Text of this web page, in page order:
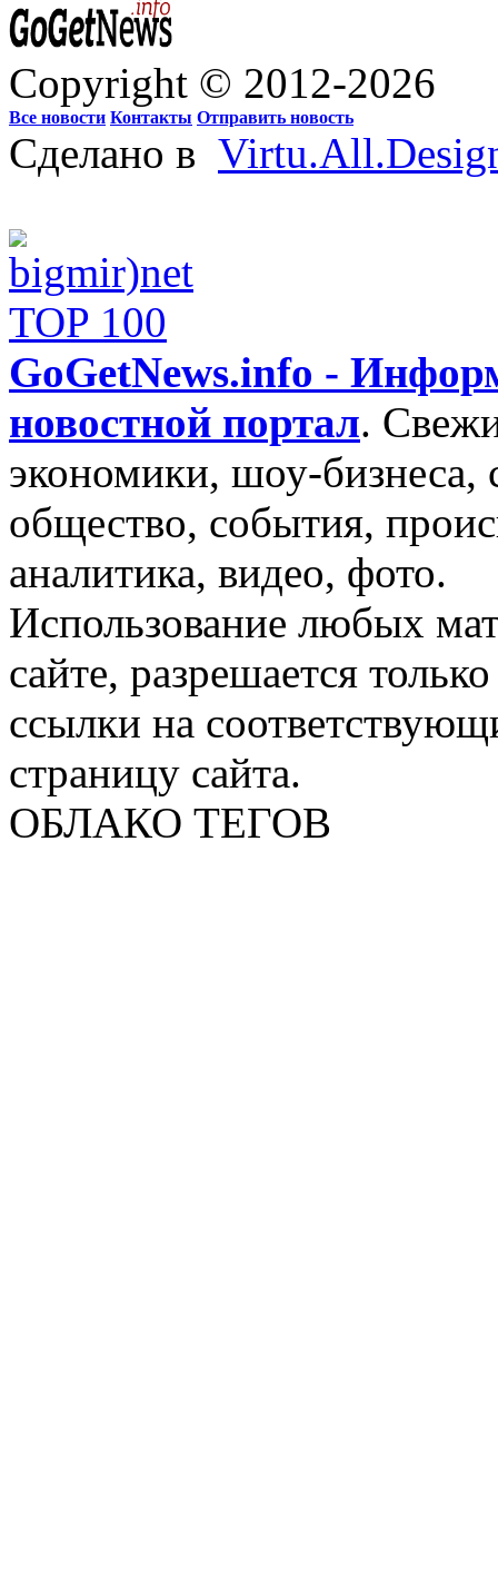
Copyright © 2012-2026
Все новости Контакты Отправить новость
Сделано в
GoGetNews.info -
новостной портал.
экономики, шоу-бизнеса,
общество, события,
аналитика, видео, фото.
Использование любых
сайте, разрешается
ссылки на
страницу сайта.
ОБЛАКО ТЕГОВ